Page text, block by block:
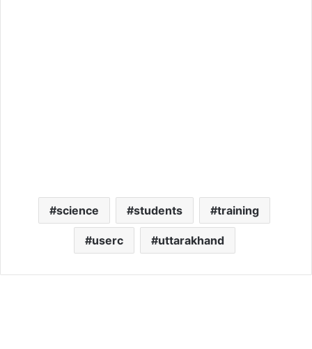
science students training
userc uttarakhand